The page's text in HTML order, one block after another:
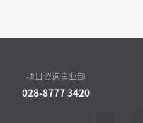
项目咨询事业部
028-8777 3420